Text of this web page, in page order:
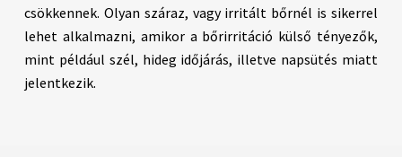
csökkennek. Olyan száraz, vagy irritált bőrnél is sikerrel
lehet alkalmazni, amikor a bőrirritáció külső tényezők,
mint például szél, hideg időjárás, illetve napsütés miatt
jelentkezik.